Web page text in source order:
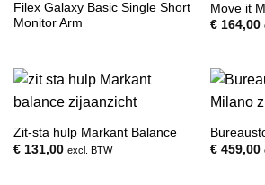
Filex Galaxy Basic Single Short
Monitor Arm
Move it
€164,00
Zit-sta hulp Markant Balance
€131,00 excl. BTW
€459,00